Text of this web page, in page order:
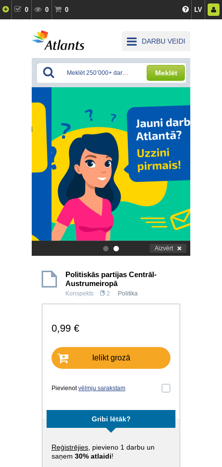
0 0 0 LV
DARBU VEIDI
Meklēt
. Aizvērt
Politiskās partijas Centrāl-
Austrumeiropā
Konspekts 2 Politika
0,99 €
Ielikt grozā
Pievienotvēlmju sarakstam
Gribi lētāk?
Reģistrējies , pievieno 1 darbu un
saņem 30% atlaidi!